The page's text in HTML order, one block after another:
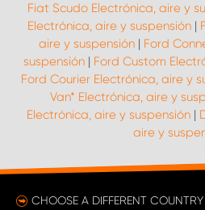
Fiat Scudo Electrónica, aire y
Electrónica, aire y suspensión |
aire y suspensión | Ford
suspensión| Ford Custom
Ford Courier Electrónica, aire y
Van* Electrónica, aire y
Electrónica, aire y suspensión|
aire y
CHOOSE A DIFFERENT COUNTRY